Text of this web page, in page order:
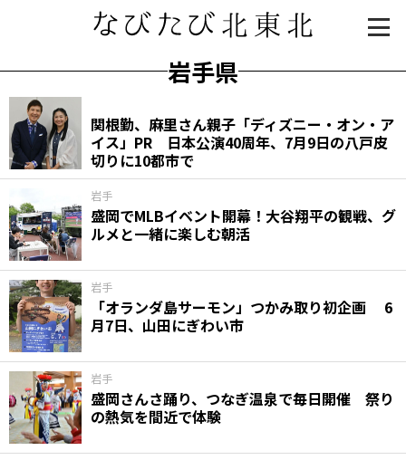
岩手県
関根勤、麻里さん親子「ディズニー・オン・ア
イス」PR 日本公演40周年、7月9日の八戸皮
切りに10都市で
岩手
盛岡でMLBイベント開幕！大谷翔平の観戦、グ
ルメと一緒に楽しむ朝活
岩手
「オランダ島サーモン」つかみ取り初企画 6
月7日、山田にぎわい市
岩手
盛岡さんさ踊り、つなぎ温泉で毎日開催 祭り
の熱気を間近で体験
知る一覧
世界遺産
文化・歴史
パワースポット
ミステリー
観る一覧
桜
花
紅葉
楽しむ一覧
まつり・イベント
聖地
おみやげ・特産
道の駅・産直
鉄道
アウトドア・レジャー
味わう一覧
麺類
ご当地グルメ
酒
スイーツ